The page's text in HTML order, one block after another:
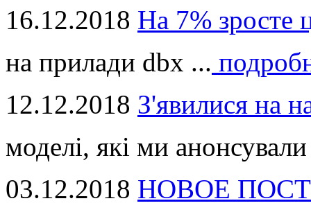
16.12.2018 На 7% зросте
на прилади dbx ...
12.12.2018 З'явилися на
моделі, які ми
03.12.2018 НОВОЕ